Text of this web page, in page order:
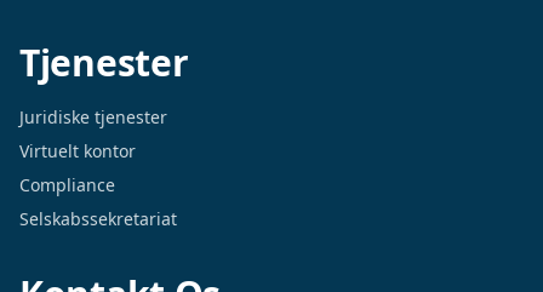
Tjenester
Juridiske tjenester
Virtuelt kontor
Compliance
Selskabssekretariat